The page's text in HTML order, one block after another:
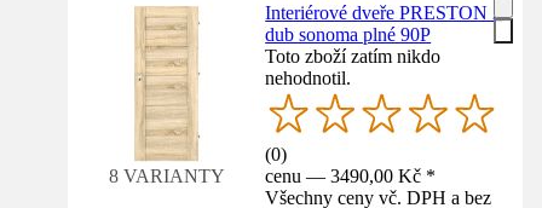
8 VARIANTY
Interiérové dveře PRESTON 2
dub sonoma plné 90P
Toto zboží zatím nikdo
nehodnotil.
(0)
cenu — 3490,00 Kč *
Všechny ceny vč. DPH a bez